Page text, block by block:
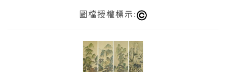
圖檔授權標示: